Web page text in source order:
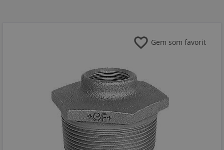
favorite Gem som favorit